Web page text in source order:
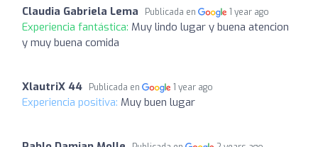
Claudia Gabriela Lema Publicada en 1 year ago
Experiencia fantástica: Muy lindo lugar y buena atencion
y muy buena comida
XlautriX 44 Publicada en 1 year ago
Experiencia positiva: Muy buen lugar